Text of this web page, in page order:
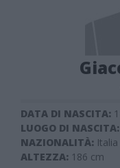
DATA DI NASCITA:
LUOGO DI NASCITA:
NAZIONALITÀ: Italia
ALTEZZA: 186 cm